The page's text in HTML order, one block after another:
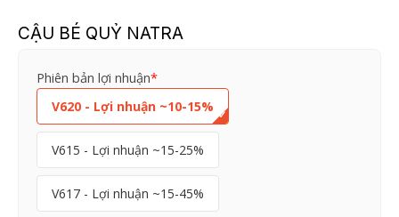
CẬU BÉ QUỶ NATRA
*
Phiên bản lợi nhuận
V620 - Lợi nhuận ~10-15%
V615 - Lợi nhuận ~15-25%
V617 - Lợi nhuận ~15-45%
CẬU
NATRA
lượng